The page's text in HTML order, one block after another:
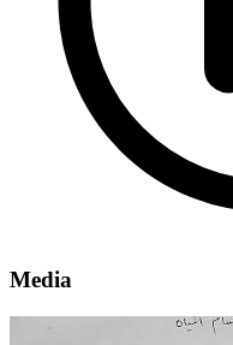
Media